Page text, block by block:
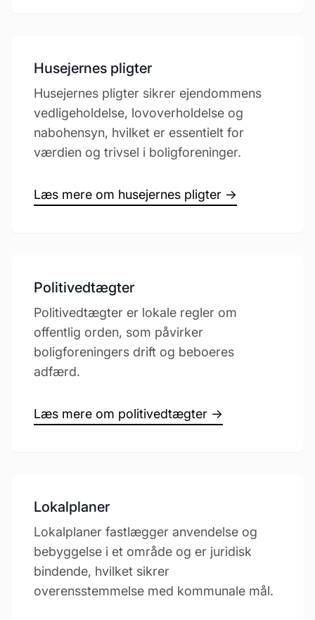
Husejernes pligter
Husejernes pligter sikrer ejendommens
vedligeholdelse, lovoverholdelse og
nabohensyn, hvilket er essentielt for
værdien og trivsel i boligforeninger.
Læs mere om husejernes pligter →
Politivedtægter
Politivedtægter er lokale regler om
offentlig orden, som påvirker
boligforeningers drift og beboeres
adfærd.
Læs mere om politivedtægter →
Lokalplaner
Lokalplaner fastlægger anvendelse og
bebyggelse i et område og er juridisk
bindende, hvilket sikrer
overensstemmelse med kommunale mål.